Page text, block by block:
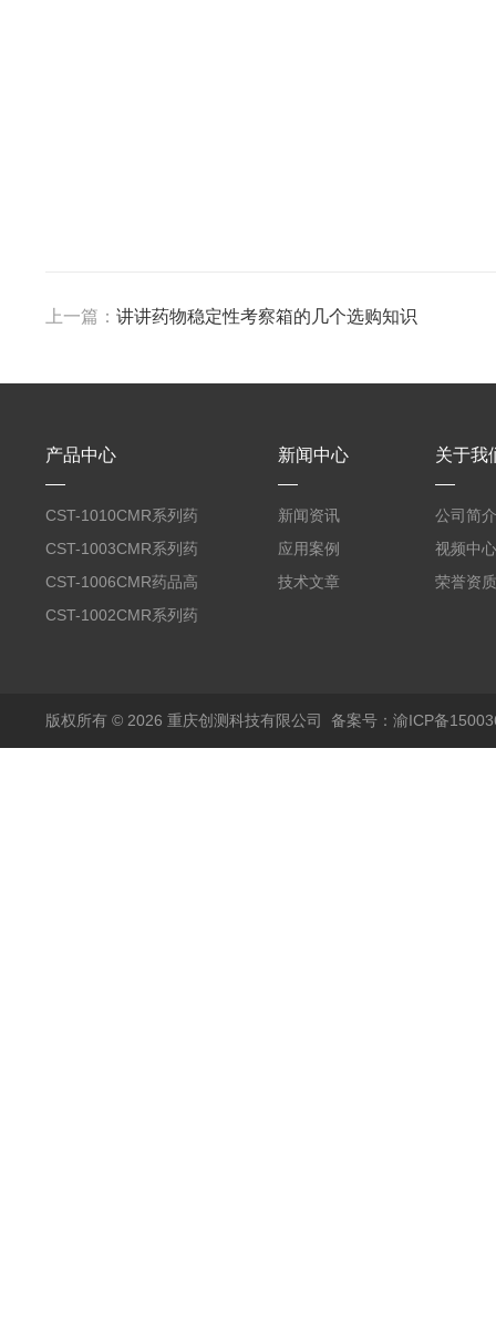
上一篇： 讲讲药物稳定性考察箱的几个选购知识
产品中心
CST-1010CMR系列药
品高温试验箱
CST-1003CMR系列药
品高温试验箱
CST-1006CMR药品高
温试验箱
CST-1002CMR系列药
新闻中心
新闻资讯
应用案例
技术文章
关于我
公司简介
视频中心
荣誉资质
版权所有 © 2026 重庆创测科技有限公司 备案号：渝ICP备